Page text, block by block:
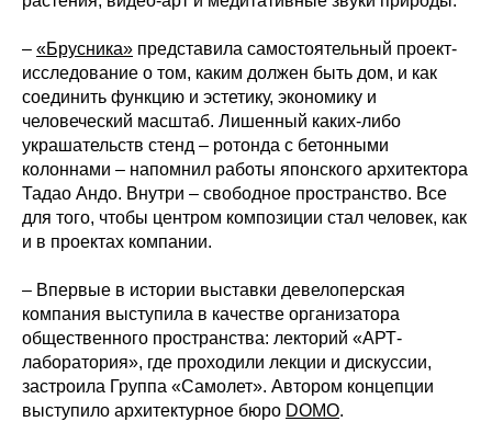
– «Брусника» представила самостоятельный проект-
исследование о том, каким должен быть дом, и как
соединить функцию и эстетику, экономику и
человеческий масштаб. Лишенный каких-либо
украшательств стенд – ротонда с бетонными
колоннами – напомнил работы японского архитектора
Тадао Андо. Внутри – свободное пространство. Все
для того, чтобы центром композиции стал человек, как
и в проектах компании.
– Впервые в истории выставки девелоперская
компания выступила в качестве организатора
общественного пространства: лекторий «АРТ-
лаборатория», где проходили лекции и дискуссии,
застроила Группа «Самолет». Автором концепции
выступило архитектурное бюро DOMO.